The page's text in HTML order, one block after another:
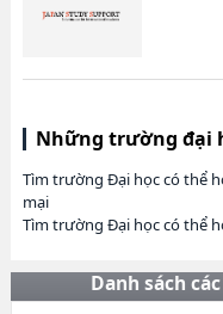
Những trường đại
Tìm trường Đại học có thể
mại
Tìm trường Đại học có thể
Danh sách